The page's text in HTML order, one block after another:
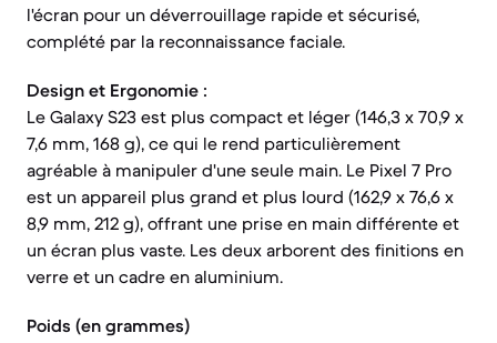
l'écran pour un déverrouillage rapide et sécurisé,
complété par la reconnaissance faciale.
Design et Ergonomie :
Le Galaxy S23 est plus compact et léger (146,3 x 70,9 x
7,6 mm, 168 g), ce qui le rend particulièrement
agréable à manipuler d'une seule main. Le Pixel 7 Pro
est un appareil plus grand et plus lourd (162,9 x 76,6 x
8,9 mm, 212 g), offrant une prise en main différente et
un écran plus vaste. Les deux arborent des finitions en
verre et un cadre en aluminium.
Poids (en grammes)